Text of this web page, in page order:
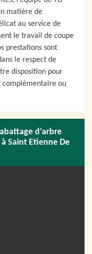
matière de
au service de
le travail de coupe
prestations sont
le respect de
disposition pour
complémentaire ou
d’arbre
Saint Etienne De